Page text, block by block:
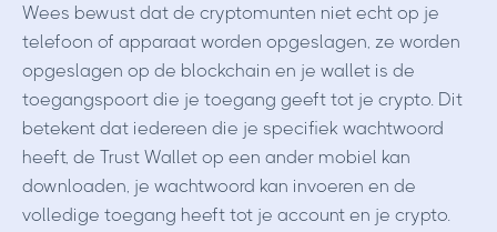
Wees bewust dat de cryptomunten niet echt op je
telefoon of apparaat worden opgeslagen, ze worden
opgeslagen op de blockchain en je wallet is de
toegangspoort die je toegang geeft tot je crypto. Dit
betekent dat iedereen die je specifiek wachtwoord
heeft, de Trust Wallet op een ander mobiel kan
downloaden, je wachtwoord kan invoeren en de
volledige toegang heeft tot je account en je crypto.